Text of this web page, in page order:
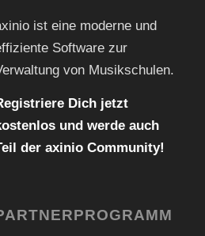
ist eine moderne und
Software zur
von Musikschulen.
Dich jetzt
und werde auch
der axinio Community!